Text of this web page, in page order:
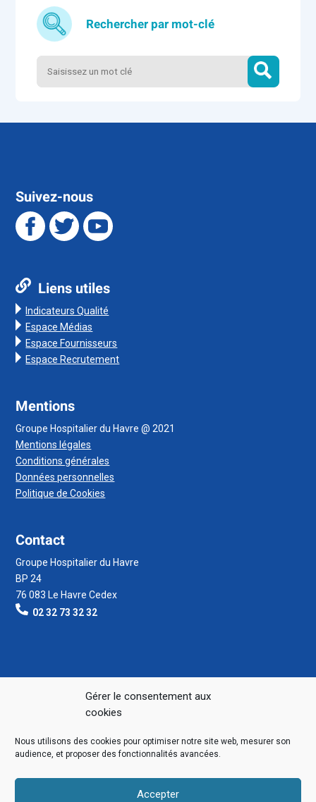
Gérer le consentement aux
cookies
Nous utilisons des cookies pour optimiser notre site web, mesurer son
audience, et proposer des fonctionnalités avancées.
Accepter
Rechercher par mot-clé
Suivez-nous
Liens utiles
Indicateurs Qualité
Espace Médias
Espace Fournisseurs
Espace Recrutement
Mentions
Groupe Hospitalier du Havre @ 2021
Mentions légales
Conditions générales
Données personnelles
Politique de Cookies
Contact
Groupe Hospitalier du Havre
BP 24
76 083 Le Havre Cedex
02 32 73 32 32